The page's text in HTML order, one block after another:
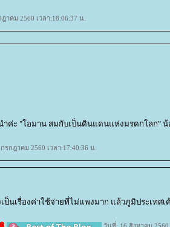
าคม 2560 เวลา:18:06:37 น.
ำค่ะ "โอมาน สมกับเป็นดินแดนแห่งมรดกโลก"
รกฎาคม 2560 เวลา:17:40:36 น.
นเรื่องค่าใช้จ่ายที่ไม่แพงมาก แล้วภูมิประเทศเ